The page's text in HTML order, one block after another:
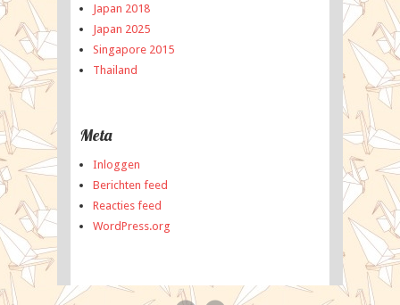
Japan 2018
Japan 2025
Singapore 2015
Thailand
Meta
Inloggen
Berichten feed
Reacties feed
WordPress.org